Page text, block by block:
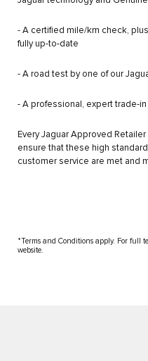
- A certified mile/km check,
fully up-to-date
- A road test by one of our
- A professional, expert trade-
Every Jaguar Approved
ensure that these high
customer service are met and
*Terms and Conditions apply. For full
website.